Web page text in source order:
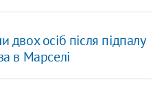
двох осіб після підпалу
в Марселі